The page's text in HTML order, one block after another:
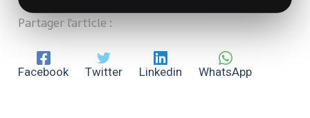
Partager l'article :
Facebook Twitter Linkedin WhatsApp